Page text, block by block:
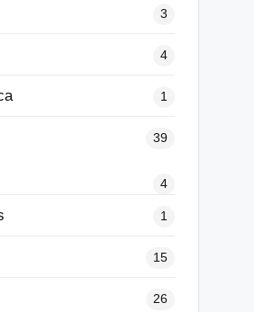
3
4
1
39
4
1
15
26